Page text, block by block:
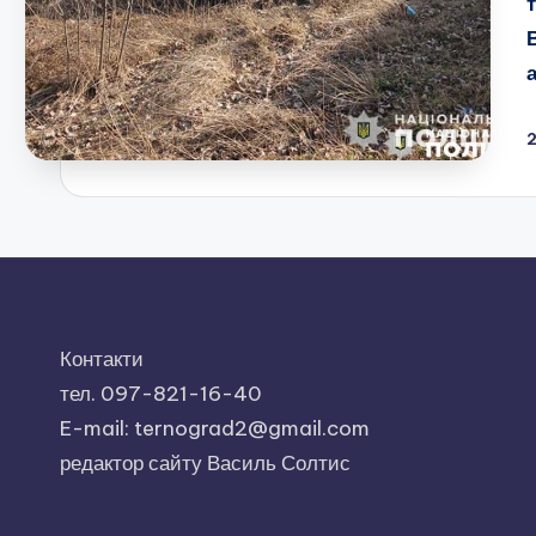
Контакти
тел. 097-821-16-40
E-mail: ternograd2@gmail.com
редактор сайту Василь Солтис